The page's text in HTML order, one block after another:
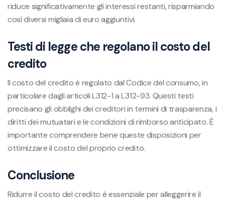
riduce significativamente gli interessi restanti, risparmiando
così diversi migliaia di euro aggiuntivi.
Testi di legge che regolano il costo del
credito
Il costo del credito è regolato dal Codice del consumo, in
particolare dagli articoli L312-1 a L312-93. Questi testi
precisano gli obblighi dei creditori in termini di trasparenza, i
diritti dei mutuatari e le condizioni di rimborso anticipato. È
importante comprendere bene queste disposizioni per
ottimizzare il costo del proprio credito.
Conclusione
Ridurre il costo del credito è essenziale per alleggerire il